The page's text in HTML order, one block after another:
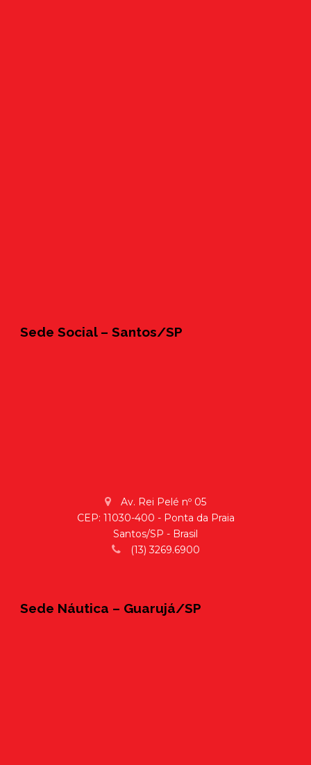
Sede Social – Santos/SP
Av. Rei Pelé nº 05
CEP: 11030-400 - Ponta da Praia
Santos/SP - Brasil
(13) 3269.6900
Sede Náutica – Guarujá/SP